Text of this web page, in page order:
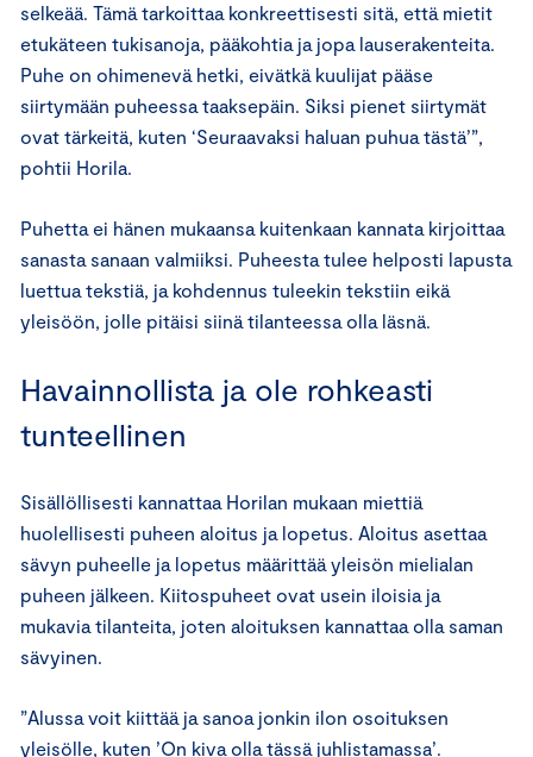
selkeää. Tämä tarkoittaa konkreettisesti sitä, että mietit
etukäteen tukisanoja, pääkohtia ja jopa lauserakenteita.
Puhe on ohimenevä hetki, eivätkä kuulijat pääse
siirtymään puheessa taaksepäin. Siksi pienet siirtymät
ovat tärkeitä, kuten ‘Seuraavaksi haluan puhua tästä’”,
pohtii Horila.
Puhetta ei hänen mukaansa kuitenkaan kannata kirjoittaa
sanasta sanaan valmiiksi. Puheesta tulee helposti lapusta
luettua tekstiä, ja kohdennus tuleekin tekstiin eikä
yleisöön, jolle pitäisi siinä tilanteessa olla läsnä.
Havainnollista ja ole rohkeasti
tunteellinen
Sisällöllisesti kannattaa Horilan mukaan miettiä
huolellisesti puheen aloitus ja lopetus. Aloitus asettaa
sävyn puheelle ja lopetus määrittää yleisön mielialan
puheen jälkeen. Kiitospuheet ovat usein iloisia ja
mukavia tilanteita, joten aloituksen kannattaa olla saman
sävyinen.
”Alussa voit kiittää ja sanoa jonkin ilon osoituksen
yleisölle, kuten ’On kiva olla tässä juhlistamassa’.